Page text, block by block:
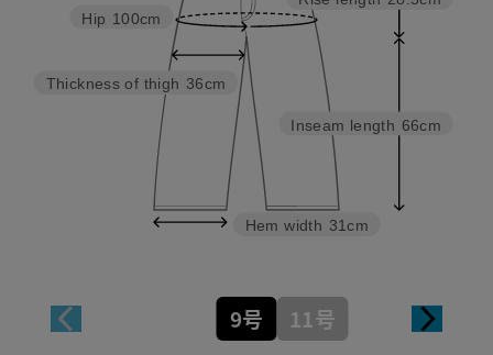
Inseam length 66cm
Hem width 31cm
Thickness of thigh 36cm
Hip 100cm
9号 11号